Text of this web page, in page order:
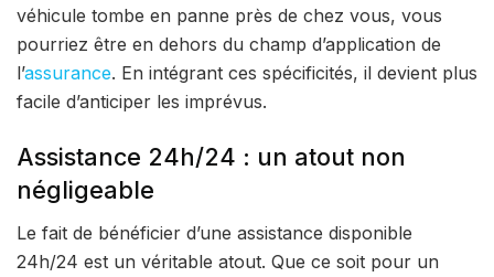
véhicule tombe en panne près de chez vous, vous
pourriez être en dehors du champ d’application de
l’assurance. En intégrant ces spécificités, il devient plus
facile d’anticiper les imprévus.
Assistance 24h/24 : un atout non
négligeable
Le fait de bénéficier d’une assistance disponible
24h/24 est un véritable atout. Que ce soit pour un